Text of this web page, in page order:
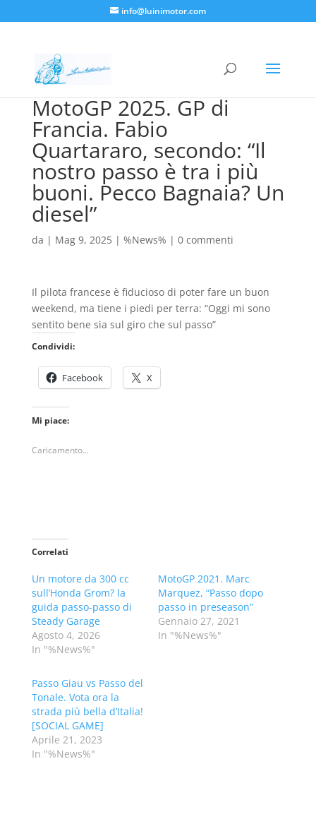
info@luinimotor.com
MotoGP 2025. GP di
Francia. Fabio
Quartararo, secondo: “Il
nostro passo è tra i più
buoni. Pecco Bagnaia? Un
diesel”
da | Mag 9, 2025| %News% | 0 commenti
Il pilota francese è fiducioso di poter fare un buon
weekend, ma tiene i piedi per terra: “Oggi mi sono
sentito bene sia sul giro che sul passo”
Condividi:
Facebook X
Mi piace:
Caricamento...
Correlati
Un motore da 300 cc
sull’Honda Grom? la
guida passo-passo di
Steady Garage
Agosto 4, 2026
In "%News%"
MotoGP 2021. Marc
Marquez, “Passo dopo
passo in preseason”
Gennaio 27, 2021
In "%News%"
Passo Giau vs Passo del
Tonale. Vota ora la
strada più bella d’Italia!
[SOCIAL GAME]
Aprile 21, 2023
In "%News%"